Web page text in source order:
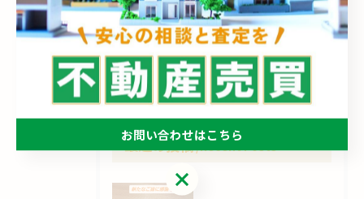
相続
空き家
買取
最近の投稿 Recent Posts
お問い合わせはこちら
お問い合わせはこちら